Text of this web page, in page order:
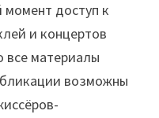
момент доступ к
и концертов
все материалы
возможны